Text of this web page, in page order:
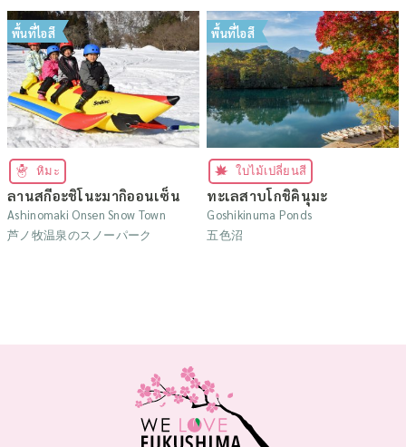
พื้นที่ไอสึ
หิมะ
ลานสกีอะชิโนะมากิออนเซ็น
Ashinomaki Onsen Snow Town
芦ノ牧温泉のスノーパーク
พื้นที่ไอสึ
ใบไม้เปลี่ยนสี
ทะเลสาบโกชิคินุมะ
Goshikinuma Ponds
五色沼